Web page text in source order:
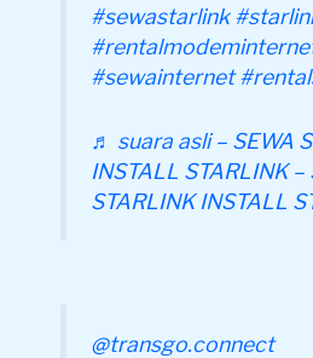
#sewastarlink
#sewainternet
♬ suara asli – SEWA
INSTALL STARLINK –
STARLINK INSTALL
@transgo.connect